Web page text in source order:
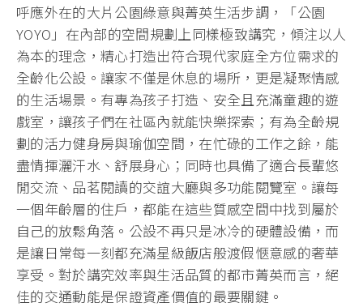
呼應外在的大片公園綠意與菁英生活步調，「公園
YOYO」在內部的空間規劃上同樣極致講究，傾注以人
為本的理念，精心打造出符合現代家庭全方位需求的
全齡化公設。讓家不僅是休息的場所，更是凝聚情感
的生活場景。有專為孩子打造、安全且充滿童趣的遊
戲室，讓孩子們在社區內就能快樂探索；有為全齡規
劃的活力健身房與瑜伽空間，在忙碌的工作之餘，能
盡情揮灑汗水、舒展身心；同時也具備了適合長輩悠
閒交流、品茗閱讀的交誼大廳與多功能閱覽室。讓每
一個年齡層的住戶，都能在這些質感空間中找到屬於
自己的放鬆角落。公設不再只是冰冷的硬體設備，而
是讓日常每一刻都充滿星級飯店般渡假愜意感的奢華
享受。對於講究效率與生活品質的都市菁英而言，絕
佳的交通動能是保證資產價值的最要關鍵。